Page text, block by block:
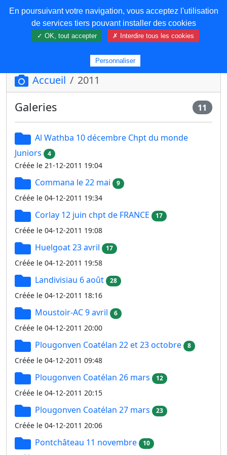
COREMA
Accueil 2011
Galeries 11
Al Wathba 10 décembre Chpt du monde
Juniors
4
Créée le 21-12-2011 19:04
Commana le 22 mai 9
Créée le 04-12-2011 19:34
Corlay 12 juin chpt de FRANCE 17
Créée le 04-12-2011 19:08
Huelgoat 23 avril 17
Créée le 04-12-2011 19:58
Landivisiau 6 août 28
Créée le 04-12-2011 18:16
Moustoir-AC 9 avril 6
Créée le 04-12-2011 20:00
Plougonven Coatélan 22 et 23 octobre 8
Créée le 04-12-2011 09:48
Plougonven Coatélan 26 mars 12
Créée le 04-12-2011 20:15
Plougonven Coatélan 27 mars 23
Créée le 04-12-2011 20:06
Pontchâteau 11 novembre 10
En poursuivant votre navigation, vous acceptez l'utilisation
de services tiers pouvant installer des cookies
✓ OK, tout accepter ✗ Interdire tous les cookies
Personnaliser